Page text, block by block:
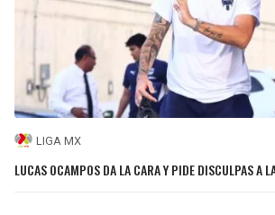
LIGA MX
LUCAS OCAMPOS DA LA CARA Y PIDE DISCULPAS A